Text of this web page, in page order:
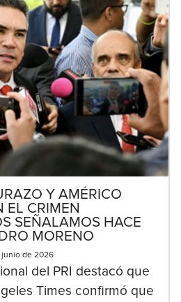
Y AMÉRICO
EL CRIMEN
SEÑALAMOS HACE
MORENO
junio de 2026
del PRI destacó que
Times confirmó que